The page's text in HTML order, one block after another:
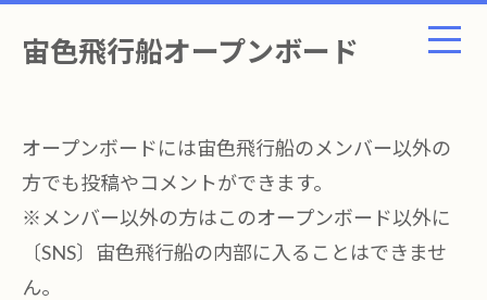
宙色飛行船オープンボード
オープンボードには宙色飛行船のメンバー以外の
方でも投稿やコメントができます。
※メンバー以外の方はこのオープンボード以外に
〔SNS〕宙色飛行船の内部に入ることはできませ
ん。